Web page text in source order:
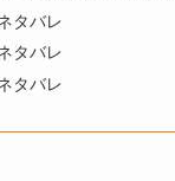
タバレ
タバレ
タバレ